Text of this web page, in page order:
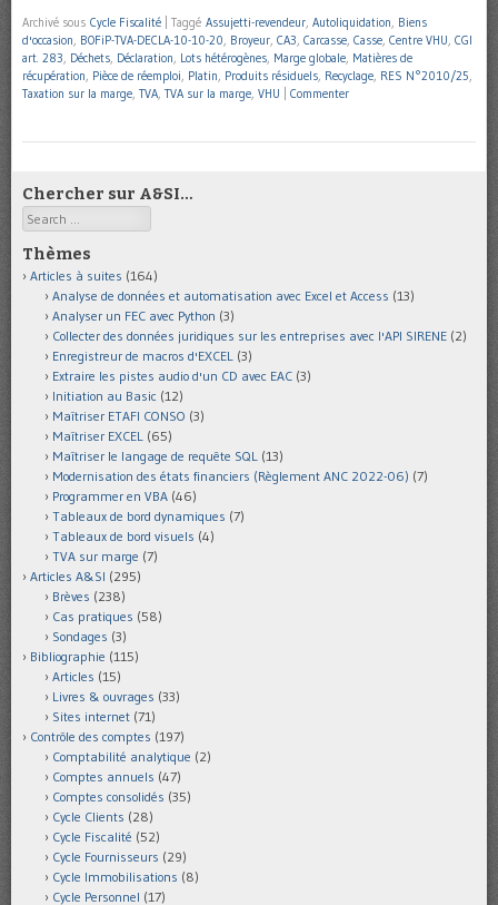
Archivé sous Cycle Fiscalité Taggé Assujetti-revendeur, Autoliquidation, Biens
d'occasion, BOFiP-TVA-DECLA-10-10-20, Broyeur, CA3, Carcasse, Casse, Centre VHU, CGI
art. 283, Déchets, Déclaration, Lots hétérogènes, Marge globale, Matières de
récupération, Pièce de réemploi, Platin, Produits résiduels, Recyclage, RES N°2010/25,
Taxation sur la marge, TVA, TVA sur la marge, VHU Commenter
Chercher sur A&SI…
Search
Thèmes
Articles à suites (164)
Analyse de données et automatisation avec Excel et Access (13)
Analyser un FEC avec Python (3)
Collecter des données juridiques sur les entreprises avec l'API SIRENE (2)
Enregistreur de macros d'EXCEL (3)
Extraire les pistes audio d'un CD avec EAC (3)
Initiation au Basic (12)
Maîtriser ETAFI CONSO (3)
Maîtriser EXCEL (65)
Maîtriser le langage de requête SQL (13)
Modernisation des états financiers (Règlement ANC 2022-06) (7)
Programmer en VBA (46)
Tableaux de bord dynamiques (7)
Tableaux de bord visuels (4)
TVA sur marge (7)
Articles A&SI (295)
Brèves (238)
Cas pratiques (58)
Sondages (3)
Bibliographie (115)
Articles (15)
Livres & ouvrages (33)
Sites internet (71)
Contrôle des comptes (197)
Comptabilité analytique (2)
Comptes annuels (47)
Comptes consolidés (35)
Cycle Clients (28)
Cycle Fiscalité (52)
Cycle Fournisseurs (29)
Cycle Immobilisations (8)
Cycle Personnel (17)